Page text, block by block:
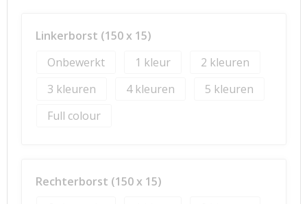
Linkerborst (150 x 15)
Onbewerkt
1
2
3
4
5
Full colour
Rechterborst (150 x 15)